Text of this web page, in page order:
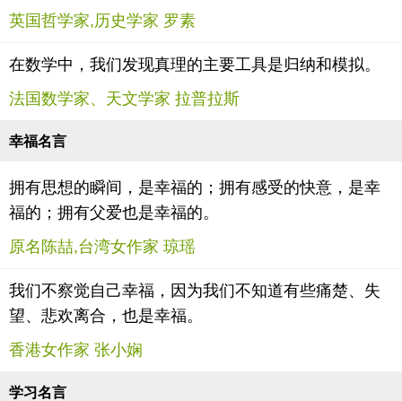
英国哲学家,历史学家 罗素
在数学中，我们发现真理的主要工具是归纳和模拟。
法国数学家、天文学家 拉普拉斯
幸福名言
拥有思想的瞬间，是幸福的；拥有感受的快意，是幸
福的；拥有父爱也是幸福的。
原名陈喆,台湾女作家 琼瑶
我们不察觉自己幸福，因为我们不知道有些痛楚、失
望、悲欢离合，也是幸福。
香港女作家 张小娴
学习名言